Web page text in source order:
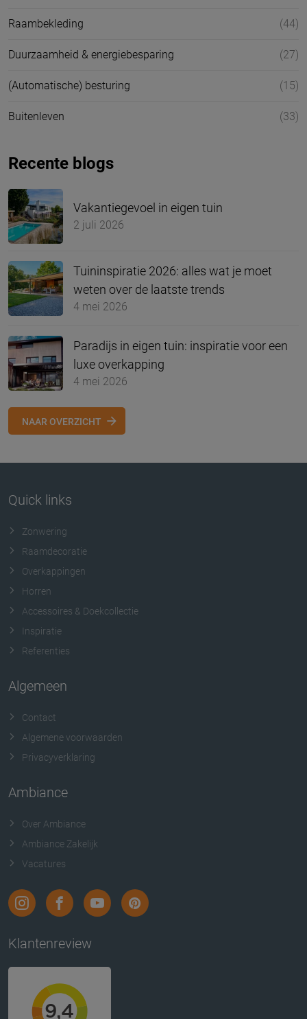
Raambekleding (44)
Duurzaamheid & energiebesparing (27)
(Automatische) besturing (15)
Buitenleven (33)
Recente blogs
Vakantiegevoel in eigen tuin
2 juli 2026
Tuininspiratie 2026: alles wat je moet
weten over de laatste trends
4 mei 2026
Paradijs in eigen tuin: inspiratie voor een
luxe overkapping
4 mei 2026
NAAR OVERZICHT
Quick links
Zonwering
Raamdecoratie
Overkappingen
Horren
Accessoires & Doekcollectie
Inspiratie
Referenties
Algemeen
Contact
Algemene voorwaarden
Privacyverklaring
Ambiance
Over Ambiance
Ambiance Zakelijk
Vacatures
Klantenreview